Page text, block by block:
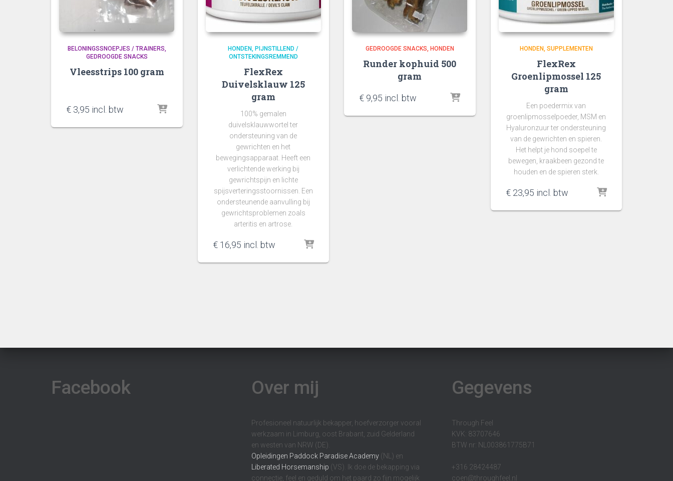
BELONINGSSNOEPJES / TRAINERS
GEDROOGDE SNACKS
Vleesstrips 100 gram
€ 3,95 incl. btw
HONDEN PIJNSTILLEND /
ONTSTEKINGSREMMEND
FlexRex
Duivelsklauw 125
gram
100% gemalen
duivelsklauwwortel ter
ondersteuning van de
gewrichten en het
bewegingsapparaat. Heeft een
verlichtende werking bij
gewrichtspijn en lichte
spijsverteringsstoornissen. Een
ondersteunende aanvulling bij
gewrichtsproblemen zoals
arteritis en artrose.
€16,95 incl. btw
GEDROOGDE SNACKS HONDEN
Runder kophuid 500
gram
€ 9,95 incl. btw
HONDEN SUPPLEMENTEN
FlexRex
Groenlipmossel 125
gram
Een poedermix van
groenlipmosselpoeder, MSM en
Hyaluronzuur ter ondersteuning
van de gewrichten en spieren.
Het helpt je hond soepel te
bewegen, kraakbeen gezond te
houden en de spieren sterk.
€23,95 incl. btw
Facebook Over mij
Profesioneel natuurlijk bekapper, hoefverzorger vooral
werkzaam in Limburg, oost Brabant, zuid Gelderland
en westen van NRW (DE).
Opleidingen Paddock Paradise Academy (NL) en
Liberated Horsemanship (VS). Ik doe de bekapping via
connectie, feel en geduld om het paard zo fijn mogelijk
Gegevens
Through Feel
KVK: 83707646
BTW nr: NL003861775B71
+316 28424487
coen@throughfeel.nl